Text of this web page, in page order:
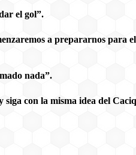
el gol”.
a prepararnos
nada”.
con la misma idea del